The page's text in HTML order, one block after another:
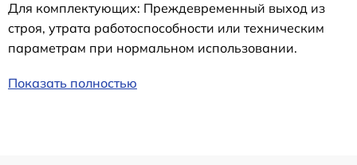
Для комплектующих: Преждевременный выход из
строя, утрата работоспособности или техническим
параметрам при нормальном использовании.
Показать полностью